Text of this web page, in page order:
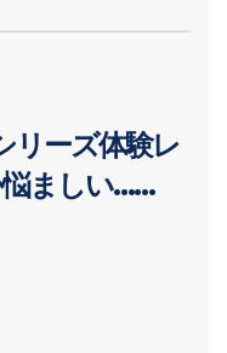
リーズ体験レ
悩ましい……